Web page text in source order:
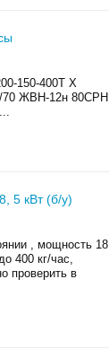
150-400Т Х
70 ЖВН-12н 80СРН
5 кВт (б/у)
, мощность 18,
400 кг/час,
проверить в